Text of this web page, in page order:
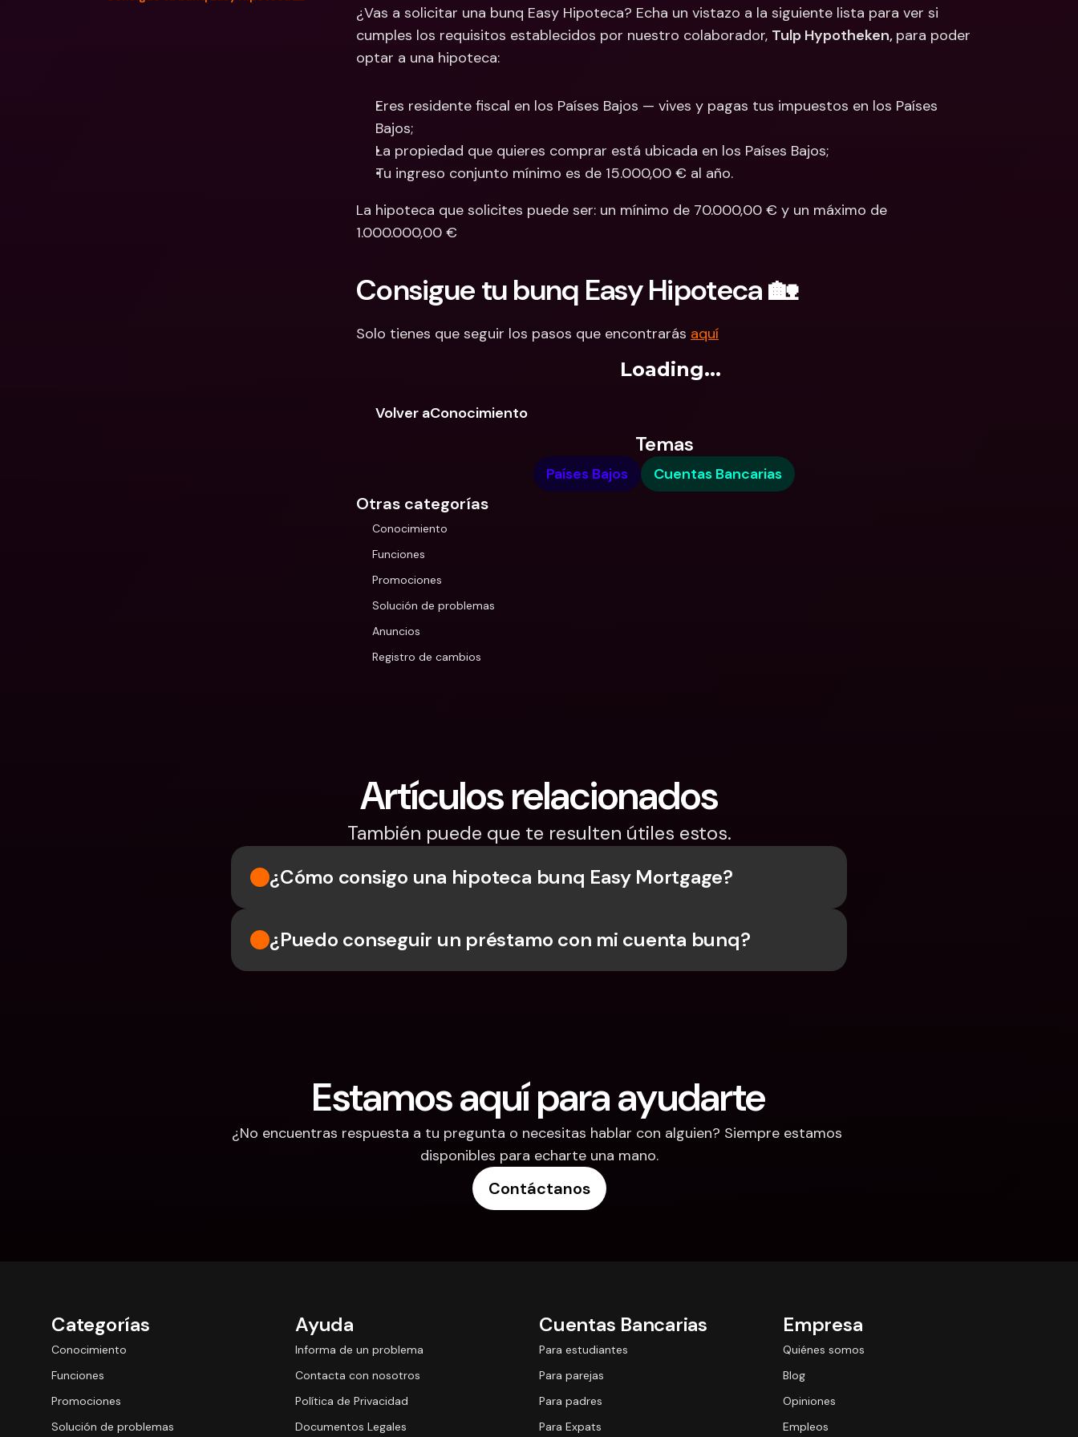
Cuentas Bancarias
Internacionales y Divisas
Cuentas Bancarias
Internacionales y Divisas
¿Vas a solicitar una bunq Easy Hipoteca? Echa un vistazo a la siguiente lista para ver si
cumples los requisitos establecidos por nuestro colaborador, Tulp Hypotheken, para poder
optar a una hipoteca:
Eres residente fiscal en los Países Bajos — vives y pagas tus impuestos en los Países
Bajos;
La propiedad que quieres comprar está ubicada en los Países Bajos;
Tu ingreso conjunto mínimo es de 15.000,00 € al año.
La hipoteca que solicites puede ser: un mínimo de 70.000,00 € y un máximo de
1.000.000,00 €
Consigue tu bunq Easy Hipoteca 🏡
Solo tienes que seguir los pasos que encontrarás aquí
Loading...
Volver aConocimiento
Temas
Países Bajos Cuentas Bancarias
Otras categorías
Conocimiento
Funciones
Promociones
Solución de problemas
Anuncios
Registro de cambios
Artículos relacionados
También puede que te resulten útiles estos.
¿Cómo consigo una hipoteca bunq Easy Mortgage?
¿Puedo conseguir un préstamo con mi cuenta bunq?
Estamos aquí para ayudarte
¿No encuentras respuesta a tu pregunta o necesitas hablar con alguien? Siempre estamos
disponibles para echarte una mano.
Contáctanos
Categorías
Conocimiento
Funciones
Promociones
Solución de problemas
Ayuda
Informa de un problema
Contacta con nosotros
Política de Privacidad
Documentos Legales
Cuentas Bancarias
Para estudiantes
Para parejas
Para padres
Para Expats
Empresa
Quiénes somos
Blog
Opiniones
Empleos